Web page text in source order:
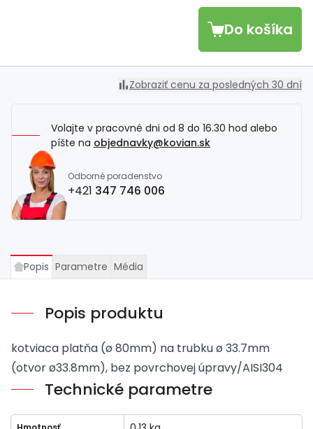
Do košíka
Zobraziť cenu za posledných 30 dní
Volajte v pracovné dni od 8 do 16.30 hod alebo
píšte na objednavky@kovian.sk
Odborné poradenstvo
+421 347 746 006
Popis Parametre Média
Popis produktu
kotviaca platňa (ø 80mm) na trubku ø 33.7mm
(otvor ø33.8mm), bez povrchovej úpravy/AISI304
Technické parametre